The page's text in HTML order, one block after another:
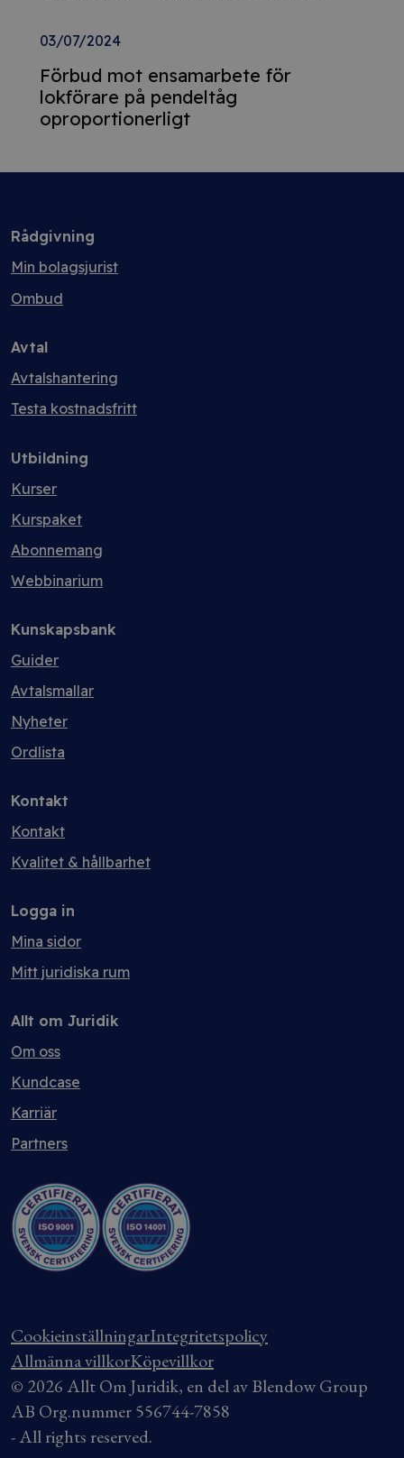
03/07/2024
Förbud mot ensamarbete för
lokförare på pendeltåg
oproportionerligt
Rådgivning
Min bolagsjurist
Ombud
Avtal
Avtalshantering
Testa kostnadsfritt
Utbildning
Kurser
Kurspaket
Abonnemang
Webbinarium
Kunskapsbank
Guider
Avtalsmallar
Nyheter
Ordlista
Kontakt
Kontakt
Kvalitet & hållbarhet
Logga in
Mina sidor
Mitt juridiska rum
Allt om Juridik
Om oss
Kundcase
Karriär
Partners
CookieinställningarIntegritetspolicy
Allmänna villkorKöpevillkor
© 2026 Allt Om Juridik, en del av Blendow Group
AB Org.nummer 556744-7858
- All rights reserved.